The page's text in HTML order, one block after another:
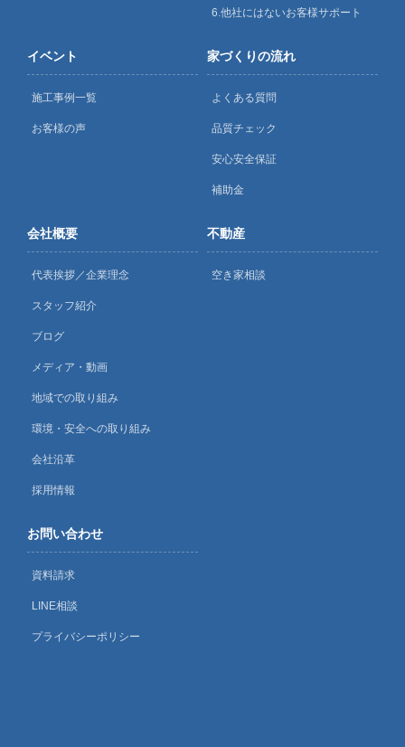
6.他社にはないお客様サポート
イベント
施工事例一覧
お客様の声
家づくりの流れ
よくある質問
品質チェック
安心安全保証
補助金
会社概要
代表挨拶／企業理念
スタッフ紹介
ブログ
メディア・動画
地域での取り組み
環境・安全への取り組み
会社沿革
採用情報
不動産
空き家相談
お問い合わせ
資料請求
LINE相談
プライバシーポリシー